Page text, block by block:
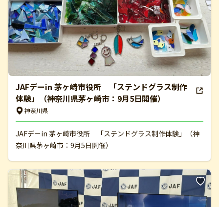
JAFデーin 茅ヶ崎市役所 「ステンドグラス制作
体験」（神奈川県茅ヶ崎市：9月5日開催）
神奈川県
JAFデーin 茅ヶ崎市役所 「ステンドグラス制作体験」（神
奈川県茅ヶ崎市：9月5日開催）